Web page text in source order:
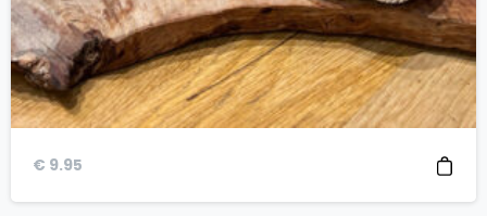
€ 9.95